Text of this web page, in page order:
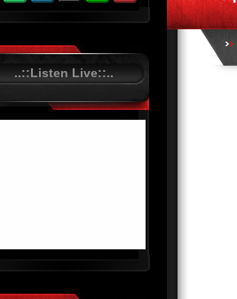
..::Listen Live::..
.
N